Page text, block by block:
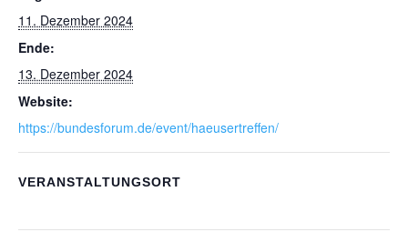
11. Dezember 2024
Ende:
13. Dezember 2024
Website:
https://bundesforum.de/event/haeusertreffen/
VERANSTALTUNGSORT